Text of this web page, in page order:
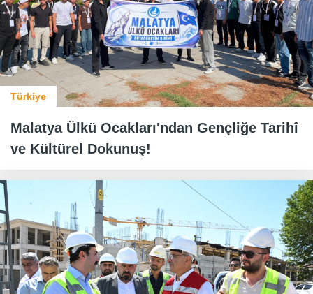
Türkiye
Malatya Ülkü Ocakları'ndan Gençliğe Tarihî
ve Kültürel Dokunuş!